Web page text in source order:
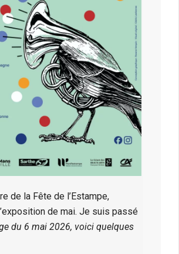
de la Fête de l’Estampe,
de mai. Je suis passé
du 6 mai 2026, voici quelques